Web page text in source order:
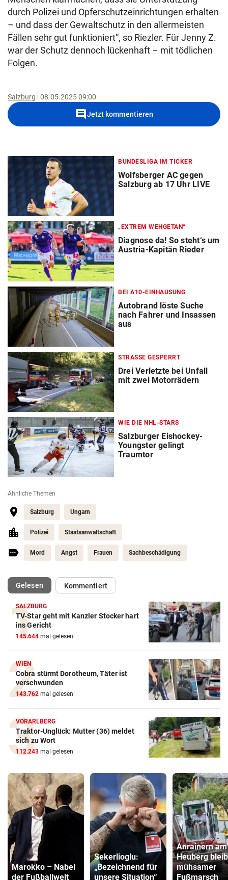
durch Polizei und Opferschutzeinrichtungen erhalten
– und dass der Gewaltschutz in den allermeisten
Fällen sehr gut funktioniert“, so Riezler. Für Jenny Z.
war der Schutz dennoch lückenhaft – mit tödlichen
Folgen.
Salzburg 08.05.2025 09:00
commentJetzt kommentieren
BUNDESLIGA IM TICKER
Wolfsberger AC gegen
Salzburg ab 17 Uhr LIVE
„EXTREM WEHGETAN“
Diagnose da! So steht‘s um
Austria-Kapitän Rieder
BEI A10-EINHAUSUNG
Autobrand löste Suche
nach Fahrer und Insassen
aus
STRASSE GESPERRT
Drei Verletzte bei Unfall
mit zwei Motorrädern
WIE DIE NHL-STARS
Salzburger Eishockey-
Youngster gelingt
Traumtor
Ähnliche Themen
Salzburg Ungarn
Polizei Staatsanwaltschaft
Mord Angst Frauen Sachbeschädigung
Gelesen(ausgewählt)Kommentiert
SALZBURG
TV-Star geht mit Kanzler Stocker hart
ins Gericht
145.644 mal gelesen
WIEN
Cobra stürmt Dorotheum, Täter ist
verschwunden
143.762 mal gelesen
VORARLBERG
Traktor-Unglück: Mutter (36) meldet
sich zu Wort
112.243 mal gelesen
Marokko – Nabel
der Fußballwelt
Sekerlioglu:
„Bezeichnend für
unsere Situation“
Anrainern am
Heuberg
mühsamer
Fußmarsch